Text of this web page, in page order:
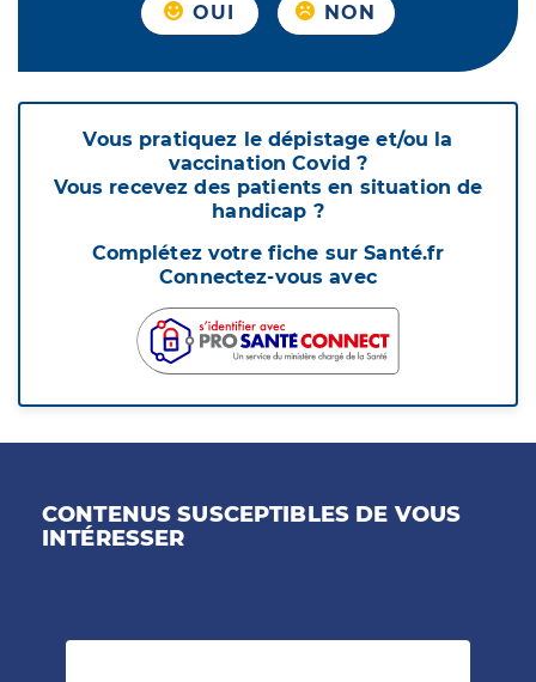
OUI NON
Vous pratiquez le dépistage et/ou la
vaccination Covid ?
Vous recevez des patients en situation de
handicap ?
Complétez votre fiche sur Santé.fr
Connectez-vous avec
CONTENUS SUSCEPTIBLES DE VOUS
INTÉRESSER